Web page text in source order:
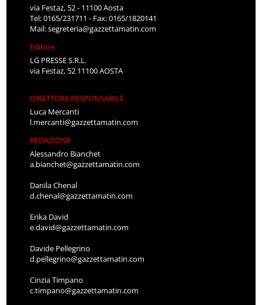
via Festaz, 52 - 11100 Aosta
Tel: 0165/231711 - Fax: 0165/1820141
Mail:segreteria@gazzettamatin.com
Editore
LG PRESSE S.R.L.
via Festaz, 52 11100 AOSTA
DIRETTORE RESPONSABILE
Luca Mercanti
l.mercanti@gazzettamatin.com
REDAZIONE
Alessandro Bianchet
a.bianchet@gazzettamatin.com
Danila Chenal
d.chenal@gazzettamatin.com
Erika David
e.david@gazzettamatin.com
Davide Pellegrino
d.pellegrino@gazzettamatin.com
Cinzia Timpano
c.timpano@gazzettamatin.com